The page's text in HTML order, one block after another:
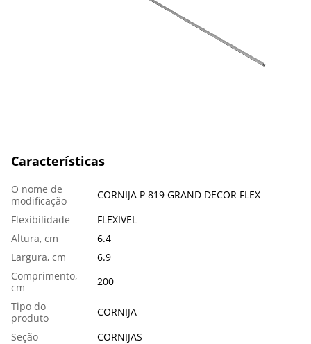
Características
O nome de
modificação
CORNIJA P 819 GRAND DECOR FLEX
Flexibilidade
FLEXIVEL
Altura, cm
6.4
Largura, cm
6.9
Comprimento,
сm
200
Tipo do
produto
CORNIJA
Seção
CORNIJAS